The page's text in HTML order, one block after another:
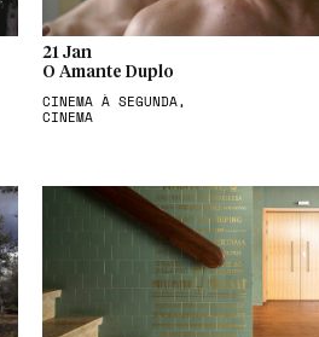
21 Jan
O Amante Duplo
CINEMA À SEGUNDA,
CINEMA